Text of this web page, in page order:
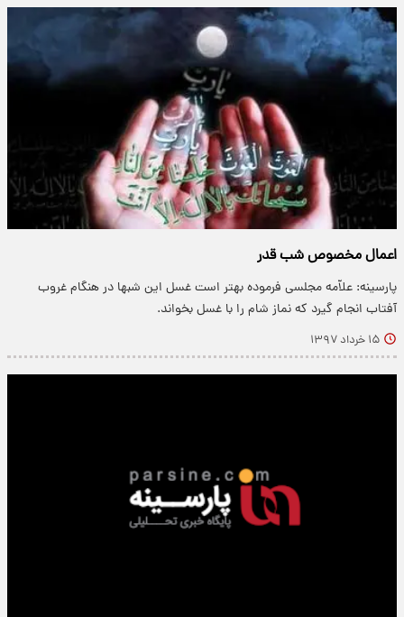
اعمال مخصوص شب‌ قدر
پارسینه: علاّمه مجلسى فرموده بهتر است غسل اين شبها در هنگام غروب
آفتاب انجام گيرد كه نماز شام را با غسل بخواند.
۱۵ خرداد ۱۳۹۷